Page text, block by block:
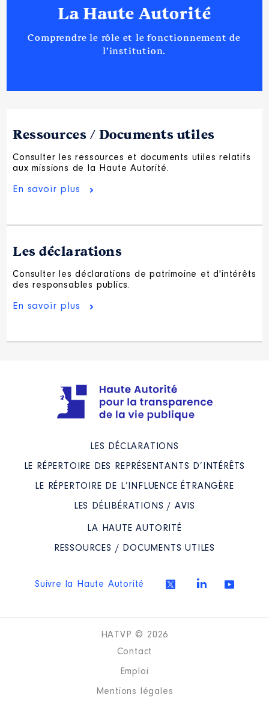
La Haute Autorité
Comprendre le rôle et le fonctionnement de
l’institution.
Ressources / Documents utiles
Consulter les ressources et documents utiles relatifs
aux missions de la Haute Autorité.
En savoir plus
Les déclarations
Consulter les déclarations de patrimoine et d'intérêts
des responsables publics.
En savoir plus
LES DÉCLARATIONS
LE RÉPERTOIRE DES REPRÉSENTANTS D’INTÉRÊTS
LE RÉPERTOIRE DE L’INFLUENCE ÉTRANGÈRE
LES DÉLIBÉRATIONS / AVIS
LA HAUTE AUTORITÉ
RESSOURCES / DOCUMENTS UTILES
Suivre la Haute Autorité
HATVP © 2026
Contact
Emploi
Mentions légales